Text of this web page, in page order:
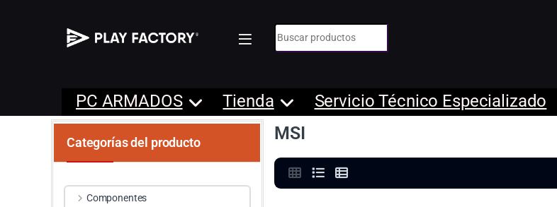
Búsqueda de:
PC ARMADOS Tienda Servicio Técnico Especializado
MSI
Categorías del producto
Componentes